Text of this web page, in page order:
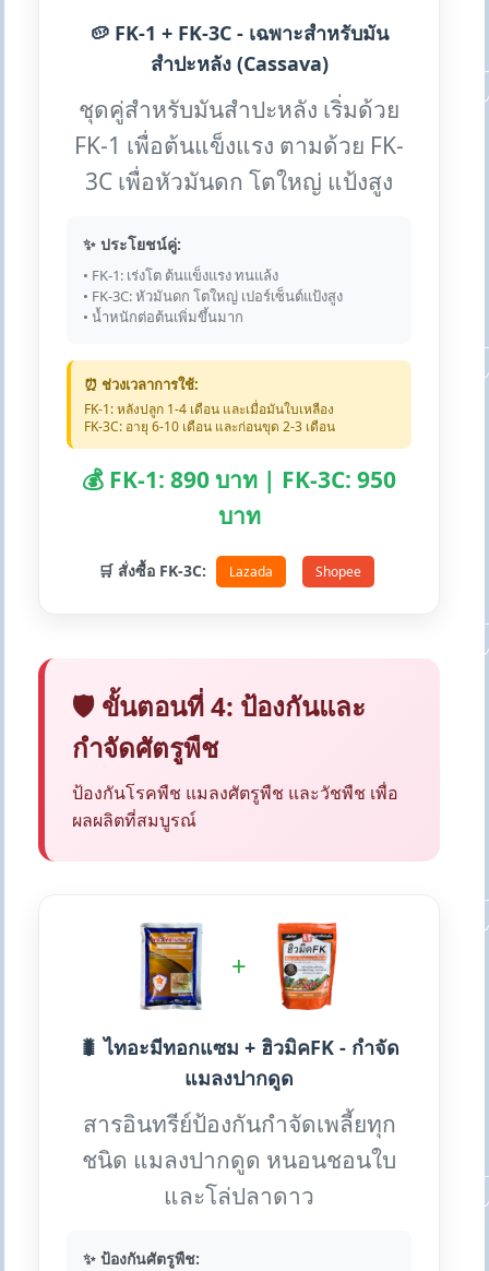
🥔 FK-1 + FK-3C - เฉพาะสำหรับมัน
สำปะหลัง (Cassava)
ชุดคู่สำหรับมันสำปะหลัง เริ่มด้วย
FK-1 เพื่อต้นแข็งแรง ตามด้วย FK-
3C เพื่อหัวมันดก โตใหญ่ แป้งสูง
✨ ประโยชน์คู่:
• FK-1: เร่งโต ต้นแข็งแรง ทนแล้ง
• FK-3C: หัวมันดก โตใหญ่ เปอร์เซ็นต์แป้งสูง
• น้ำหนักต่อต้นเพิ่มขึ้นมาก
⏰ ช่วงเวลาการใช้:
FK-1: หลังปลูก 1-4 เดือน และเมื่อมันใบเหลือง
FK-3C: อายุ 6-10 เดือน และก่อนขุด 2-3 เดือน
💰 FK-1: 890 บาท | FK-3C: 950
บาท
🛒 สั่งซื้อ FK-3C: Lazada Shopee
🛡️ ขั้นตอนที่ 4: ป้องกันและ
กำจัดศัตรูพืช
ป้องกันโรคพืช แมลงศัตรูพืช และวัชพืช เพื่อ
ผลผลิตที่สมบูรณ์
+
🐛 ไทอะมีทอกแซม + ฮิวมิคFK - กำจัด
แมลงปากดูด
สารอินทรีย์ป้องกันกำจัดเพลี้ยทุก
ชนิด แมลงปากดูด หนอนชอนใบ
และโล่ปลาดาว
✨ ป้องกันศัตรูพืช: